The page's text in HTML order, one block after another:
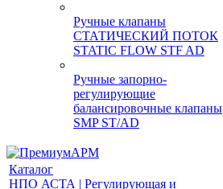
Ручные клапаны
СТАТИЧЕСКИЙ ПОТОК
STATIC FLOW STF AD
Ручные запорно-
регулирующие
балансировочные клапаны
SMP ST/AD
Каталог
НПО АСТА | Регулирующая и